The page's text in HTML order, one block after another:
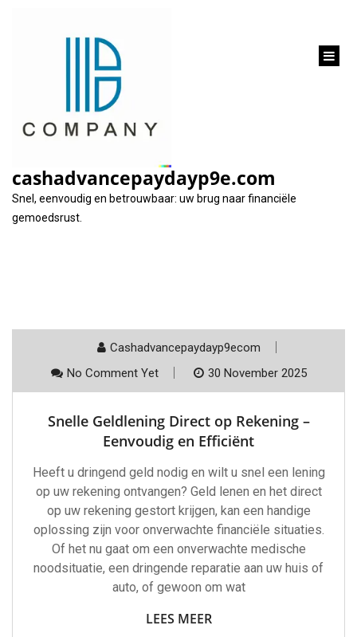
cashadvancepaydayp9e.com
Snel, eenvoudig en betrouwbaar: uw brug naar financiële
gemoedsrust.
Maand:
Cashadvancepaydayp9ecom
No Comment Yet
30 November 2025
Snelle Geldlening Direct op Rekening –
Eenvoudig en Efficiënt
Heeft u dringend geld nodig en wilt u snel een lening
op uw rekening ontvangen? Geld lenen en het direct
op uw rekening gestort krijgen, kan een handige
oplossing zijn voor onverwachte financiële situaties.
Of het nu gaat om een onverwachte medische
noodsituatie, een dringende reparatie aan uw huis of
auto, of gewoon om wat
LEES MEER